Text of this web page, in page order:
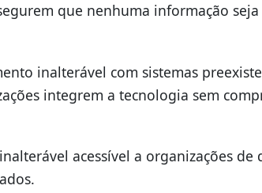
que nenhuma informação
inalterável com sistemas
integrem a tecnologia sem
acessível a organizações de